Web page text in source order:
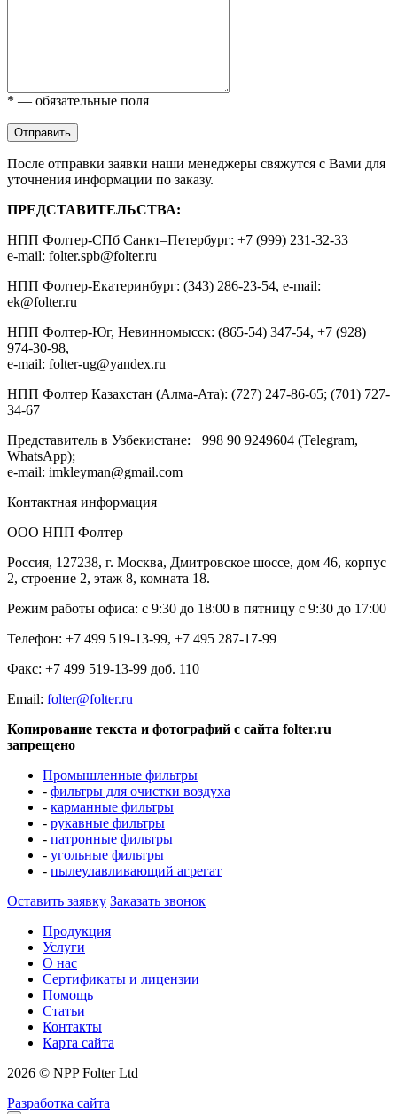
* — обязательные поля
Отправить
После отправки заявки наши менеджеры свяжутся с Вами для
уточнения информации по заказу.
ПРЕДСТАВИТЕЛЬСТВА:
НПП Фолтер-СПб Санкт–Петербург: +7 (999) 231-32-33
e-mail: folter.spb@folter.ru
НПП Фолтер-Екатеринбург: (343) 286-23-54, e-mail:
ek@folter.ru
НПП Фолтер-Юг, Невинномысск: (865-54) 347-54, +7 (928)
974-30-98,
e-mail: folter-ug@yandex.ru
НПП Фолтер Казахстан (Алма-Ата): (727) 247-86-65; (701) 727-
34-67
Представитель в Узбекистане: +998 90 9249604 (Telegram,
WhatsApp);
e-mail: imkleyman@gmail.com
Контактная информация
ООО НПП Фолтер
Россия, 127238, г. Москва, Дмитровское шоссе, дом 46, корпус
2, строение 2, этаж 8, комната 18.
Режим работы офиса: с 9:30 до 18:00 в пятницу с 9:30 до 17:00
Телефон: +7 499 519-13-99, +7 495 287-17-99
Факс: +7 499 519-13-99 доб. 110
Еmail: folter@folter.ru
Копирование текста и фотографий с сайта folter.ru
запрещено
Промышленные фильтры
- фильтры для очистки воздуха
- карманные фильтры
- рукавные фильтры
- патронные фильтры
- угольные фильтры
- пылеулавливающий агрегат
Оставить заявку Заказать звонок
Продукция
Услуги
О нас
Сертификаты и лицензии
Помощь
Статьи
Контакты
Карта сайта
2026 © NPP Folter Ltd
Разработка сайта